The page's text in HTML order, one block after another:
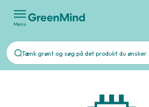
Menu